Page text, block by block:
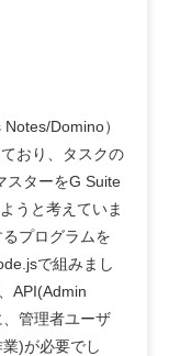
Domino）
おり、タスクの
スターをG Suite
うと考えていま
プログラムを
で組みまし
API(Admin
管理者ユーザ
)が必要でし